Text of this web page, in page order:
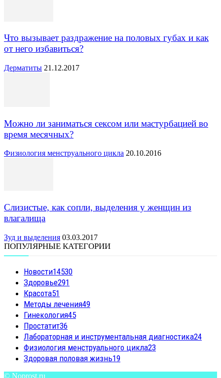
Что вызывает раздражение на половых губах и как
от него избавиться?
Дерматиты 21.12.2017
Можно ли заниматься сексом или мастурбацией во
время месячных?
Физиология менструального цикла 20.10.2016
Слизистые, как сопли, выделения у женщин из
влагалища
Зуд и выделения 03.03.2017
ПОПУЛЯРНЫЕ КАТЕГОРИИ
Новости14530
Здоровье291
Красота51
Методы лечения49
Гинекология45
Простатит36
Лабораторная и инструментальная диагностика24
Физиология менструального цикла23
Здоровая половая жизнь19
© Noprost.ru